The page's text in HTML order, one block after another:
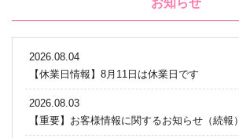
お知らせ
2026.08.04
【休業日情報】8月11日は休業日です
2026.08.03
【重要】お客様情報に関するお知らせ（続報）